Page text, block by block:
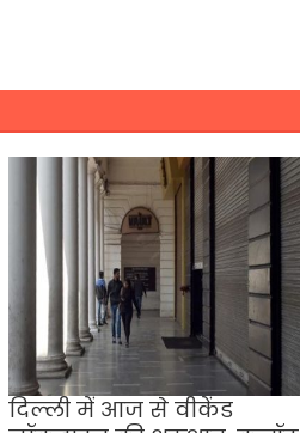
दिल्ली में आज से वीकेंड